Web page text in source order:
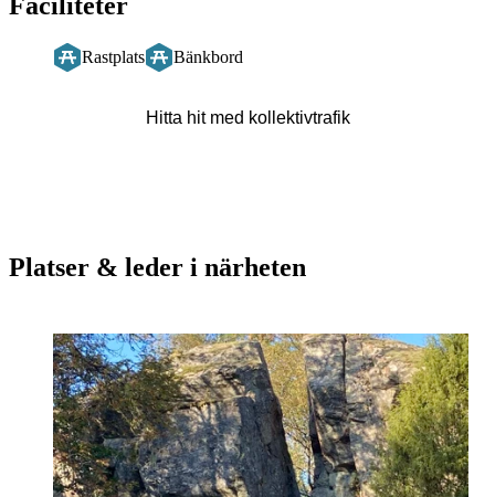
Rastplats Bänkbord
Hitta hit med kollektivtrafik
Platser & leder i närheten